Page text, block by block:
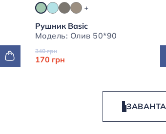
Рушник Basic
Модель: Олив 50*90
340 грн
170 грн